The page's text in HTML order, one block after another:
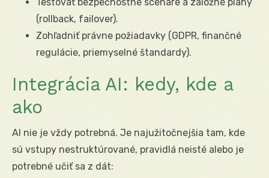
(rollback, failover).
Zohľadniť právne požiadavky (GDPR, finančné
regulácie, priemyselné štandardy).
Integrácia AI: kedy, kde a
ako
AI nie je vždy potrebná. Je najužitočnejšia tam, kde
sú vstupy nestruktúrované, pravidlá neisté alebo je
potrebné učiť sa z dát: